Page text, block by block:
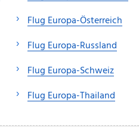
Flug Europa-Österreich
Flug Europa-Russland
Flug Europa-Schweiz
Flug Europa-Thailand